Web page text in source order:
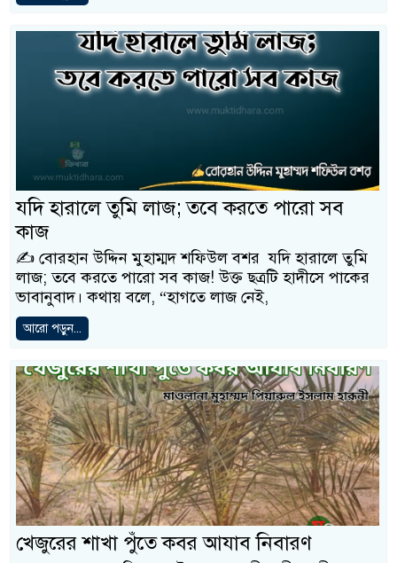
যদি হারালে তুমি লাজ; তবে করতে পারো সব
কাজ
✍️ বোরহান উদ্দিন মুহাম্মদ শফিউল বশর যদি হারালে তুমি
লাজ; তবে করতে পারো সব কাজ! উক্ত ছত্রটি হাদীসে পাকের
ভাবানুবাদ। কথায় বলে, “হাগতে লাজ নেই,
আরো পড়ুন...
খেজুরের শাখা পুঁতে কবর আযাব নিবারণ